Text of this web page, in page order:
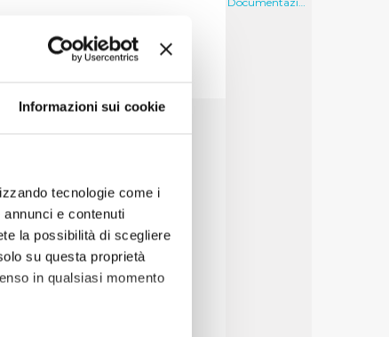
Informazioni sui cookie
tecnologie come i
e contenuti
la possibilità di scegliere
su questa proprietà
in qualsiasi momento
7 8 9 10